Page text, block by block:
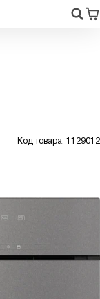
Код товара: 1129012